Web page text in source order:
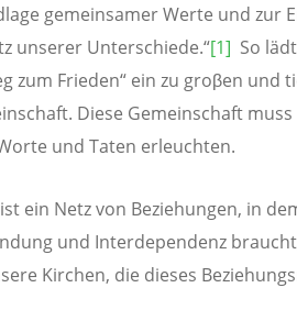
gemeinsamer Werte und zur
unserer Unterschiede.“[1] So
zum Frieden“ ein zu groβen und
Diese Gemeinschaft
und Taten erleuchten.
ein Netz von Beziehungen, in
und Interdependenz
Kirchen, die dieses